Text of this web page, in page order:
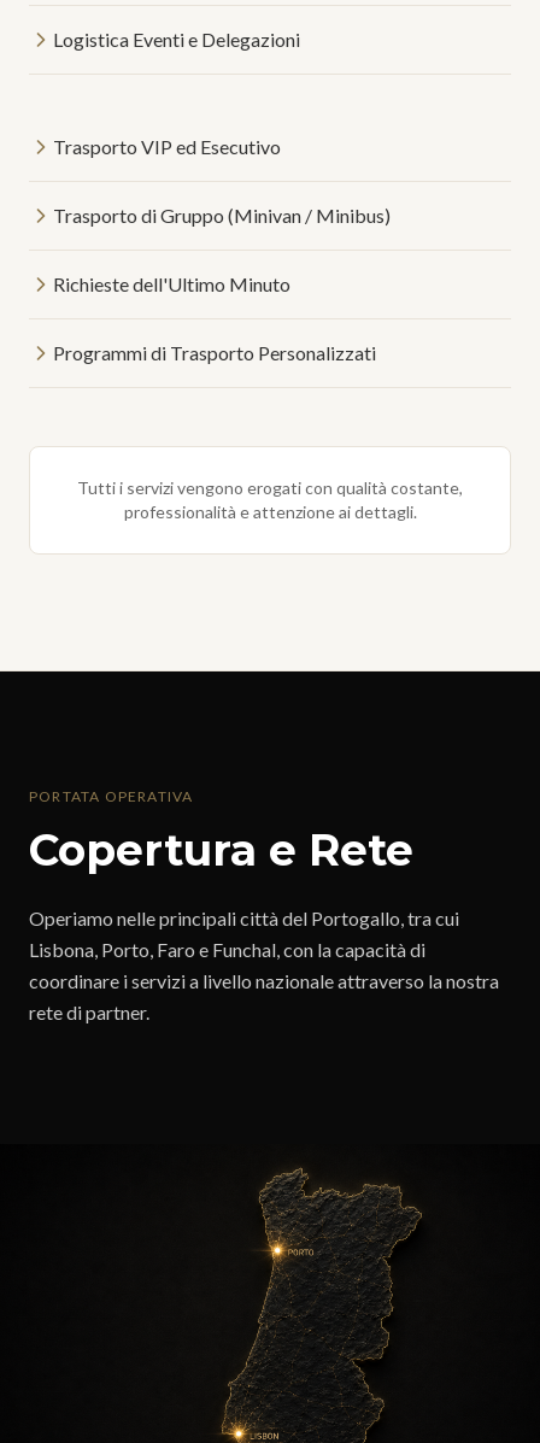
Logistica Eventi e Delegazioni
Trasporto VIP ed Esecutivo
Trasporto di Gruppo (Minivan / Minibus)
Richieste dell'Ultimo Minuto
Programmi di Trasporto Personalizzati
Tutti i servizi vengono erogati con qualità costante,
professionalità e attenzione ai dettagli.
PORTATA OPERATIVA
Copertura e Rete
Operiamo nelle principali città del Portogallo, tra cui
Lisbona, Porto, Faro e Funchal, con la capacità di
coordinare i servizi a livello nazionale attraverso la nostra
rete di partner.